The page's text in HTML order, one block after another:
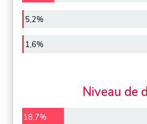
5,2%
1,6%
Niveau de
18,7%